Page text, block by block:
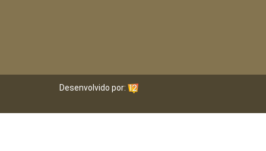
Desenvolvido por: